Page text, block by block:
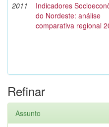
2011
Indicadores
do Nordeste: análise
comparativa regional
Refinar
Assunto